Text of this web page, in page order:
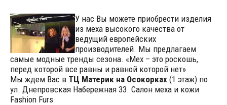
У нас Вы можете приобрести изделия
из меха высокого качества от
ведущий европейских
производителей. Мы предлагаем
самые модные тренды сезона. «Мех – это роскошь,
перед которой все равны и равной которой нет»
Мы ждем Вас в ТЦ Материк на Осокорках (1 этаж) по
ул. Днепровская Набережная 33. Салон меха и кожи
Fashion Furs